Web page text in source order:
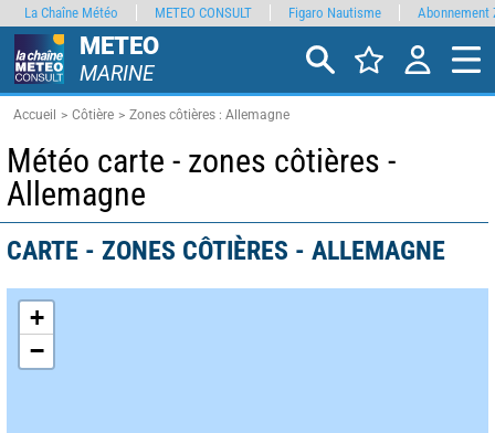
METEO
MARINE
Accueil Côtière Zones côtières : Allemagne
Météo carte - zones côtières -
Allemagne
CARTE - ZONES CÔTIÈRES - ALLEMAGNE
+
−
La Chaîne Météo METEO CONSULT Figaro Nautisme Abonnement